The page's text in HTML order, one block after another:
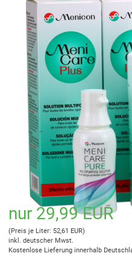
nur 29,99 EUR
(Preis je Liter: 52,61 EUR)
inkl. deutscher Mwst.
Kostenlose Lieferung innerhalb